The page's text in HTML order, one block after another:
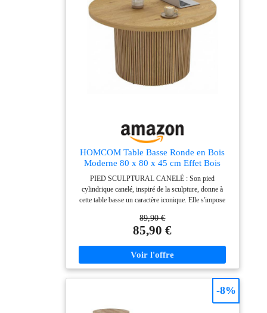
HOMCOM Table Basse Ronde en Bois
Moderne 80 x 80 x 45 cm Effet Bois
Naturel
PIED SCULPTURAL CANELÉ : Son pied
cylindrique canelé, inspiré de la sculpture, donne à
cette table basse un caractère iconique. Elle s'impose
décoration moderne ou minimaliste, reflétant votre goût
sophistiqué et sublimant l'ambiance de votre salon.
interne en acier, associée à une base en MDF, assure
robustesse et longue durée de vie avec une charge max.
mouvements, même sur un sol irrégulier. PLATEAU
ÉPAIS ET ROND : Le plateau généreux de Ø 80 cm,
89,90 €
85,90 €
-8%